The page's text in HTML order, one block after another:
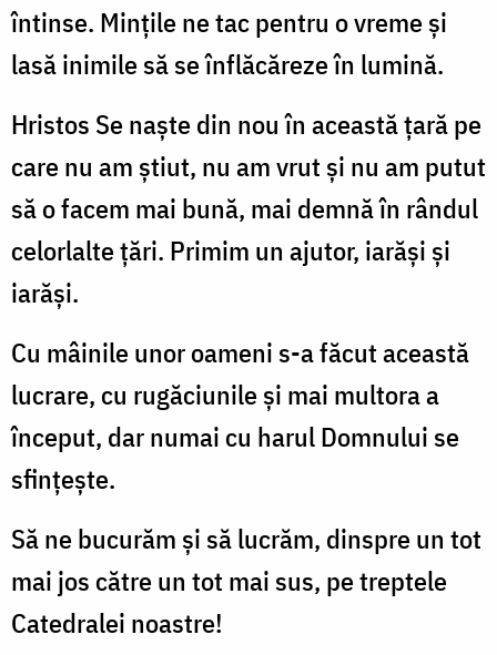
întinse. Mințile ne tac pentru o vreme și
lasă inimile să se înflăcăreze în lumină.
Hristos Se naște din nou în această țară pe
care nu am știut, nu am vrut și nu am putut
să o facem mai bună, mai demnă în rândul
celorlalte țări. Primim un ajutor, iarăși și
iarăși.
Cu mâinile unor oameni s-a făcut această
lucrare, cu rugăciunile și mai multora a
început, dar numai cu harul Domnului se
sfințește.
Să ne bucurăm și să lucrăm, dinspre un tot
mai jos către un tot mai sus, pe treptele
Catedralei noastre!